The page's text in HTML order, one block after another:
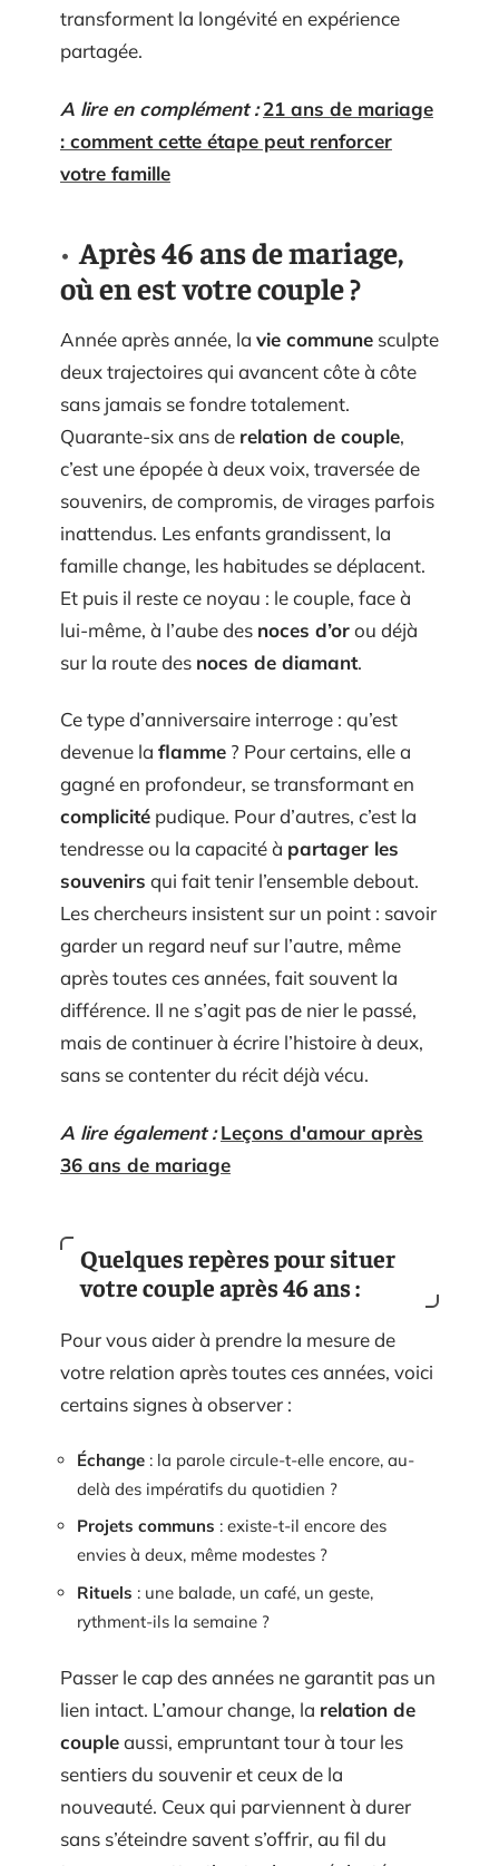
transforment la longévité en expérience
partagée.
A lire en complément : 21 ans de mariage
: comment cette étape peut renforcer
votre famille
Après 46 ans de mariage,
où en est votre couple ?
Année après année, la vie commune sculpte
deux trajectoires qui avancent côte à côte
sans jamais se fondre totalement.
Quarante-six ans de relation de couple,
c’est une épopée à deux voix, traversée de
souvenirs, de compromis, de virages parfois
inattendus. Les enfants grandissent, la
famille change, les habitudes se déplacent.
Et puis il reste ce noyau : le couple, face à
lui-même, à l’aube des noces d’orou déjà
sur la route des noces de diamant.
Ce type d’anniversaire interroge : qu’est
devenue la flamme ? Pour certains, elle a
gagné en profondeur, se transformant en
complicité pudique. Pour d’autres, c’est la
tendresse ou la capacité à partager les
souvenirs qui fait tenir l’ensemble debout.
Les chercheurs insistent sur un point : savoir
garder un regard neuf sur l’autre, même
après toutes ces années, fait souvent la
différence. Il ne s’agit pas de nier le passé,
mais de continuer à écrire l’histoire à deux,
sans se contenter du récit déjà vécu.
A lire également : Leçons d'amour après
36 ans de mariage
Quelques repères pour situer
votre couple après 46 ans :
Pour vous aider à prendre la mesure de
votre relation après toutes ces années, voici
certains signes à observer :
Échange : la parole circule-t-elle encore, au-
delà des impératifs du quotidien ?
Projets communs : existe-t-il encore des
envies à deux, même modestes ?
Rituels : une balade, un café, un geste,
rythment-ils la semaine ?
Passer le cap des années ne garantit pas un
lien intact. L’amour change, la relation de
coupleaussi, empruntant tour à tour les
sentiers du souvenir et ceux de la
nouveauté. Ceux qui parviennent à durer
sans s’éteindre savent s’offrir, au fil du